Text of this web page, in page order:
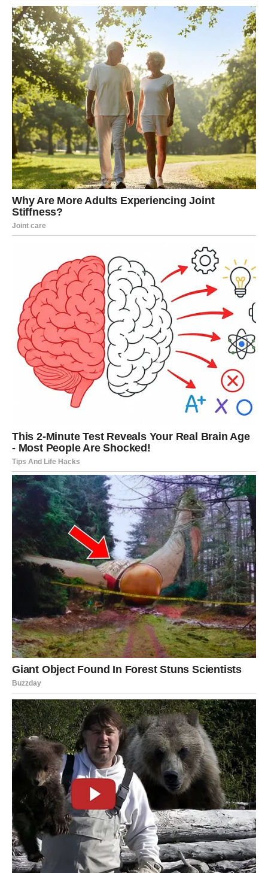
će oni koji su u vezi konačno riješiti problem koji ih dugo
opterećuje.
Zvijezde vam poručuju da slušate svoje srce jer će vam
upravo emocije pokazati pravi put.
Posao i novac počinju dolaziti u
mnogo bolju fazu
Iako ste u prethodnom periodu često imali osjećaj da se
trudite bez pravih rezultata, sada se situacija počinje
mijenjati.
Zvijezde pokazuju da bi tokom narednih dana mogla stići
veoma važna poslovna prilika ili vijest koja će vam vratiti
vjeru da dolaze bolji dani.
Mnogi Bikovi će konačno osjetiti olakšanje kada su
finansije u pitanju, a nekima slijedi i prilika za potpuno
novi početak.
Jedna osoba nije iskrena prema
vama
Iako vam dolazi mnogo lijepih stvari, zvijezde vas
upozoravaju da budete oprezni kada je jedno poznanstvo
U vašem okruženju postoji osoba koja vam ne govori sve
iskreno i koja pokušava saznati vaše planove. Ne
otkrivajte svakome svoje namjere i pažljivo birajte kome
vjerujete.
Vaša intuicija će tokom ovog vikenda biti veoma jaka i
upravo zato slušajte unutrašnji glas.
Ovo je vikend tokom kojeg biste
mogli promijeniti svoju sudbinu
Najvažnije od svega jeste to što vam ovaj vikend donosi
priliku da konačno krenete putem koji će vas učiniti
srećnijima.
Zvijezde vam poručuju da ne čekate više pravi trenutak